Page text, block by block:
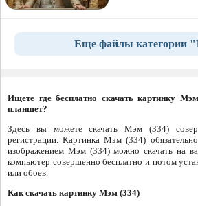
Еще файлы категории
Ищете где бесплатно скачать картинку
планшет?
Здесь вы можете скачать Мэм (334)
регистрации. Картинка Мэм (334)
изображением Мэм (334) можно скачать на
компьютер совершенно бесплатно и потом
или обоев.
Как скачать картинку Мэм (334)